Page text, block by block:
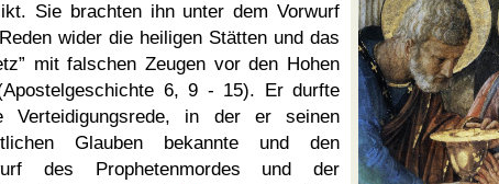
Sie brachten ihn unter dem Vorwurf
Reden wider die heiligen Stätten und das
mit falschen Zeugen vor den Hohen
6, 9 - 15). Er durfte
Verteidigungsrede, in der er seinen
Glauben bekannte und den
des Prophetenmordes und der